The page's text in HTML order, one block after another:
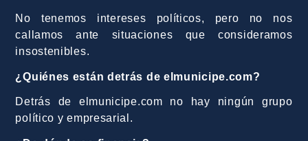
No tenemos intereses políticos, pero no nos
callamos ante situaciones que consideramos
insostenibles.
¿Quiénes están detrás de elmunicipe.com?
Detrás de elmunicipe.com no hay ningún grupo
político y empresarial.